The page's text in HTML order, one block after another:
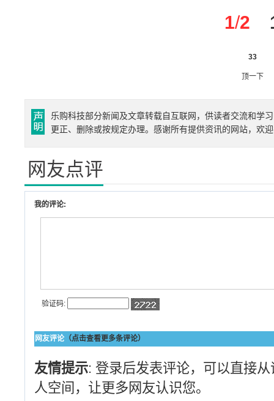
1/2
33
顶一下
乐购科技部分新闻及文章转载自互联网，供读者交流和学
更正、删除或按规定办理。感谢所有提供资讯的网站，欢
网友点评
我的评论:
验证码:
网友评论（点击查看更多条评论）
友情提示: 登录后发表评论，可以直接
人空间，让更多网友认识您。